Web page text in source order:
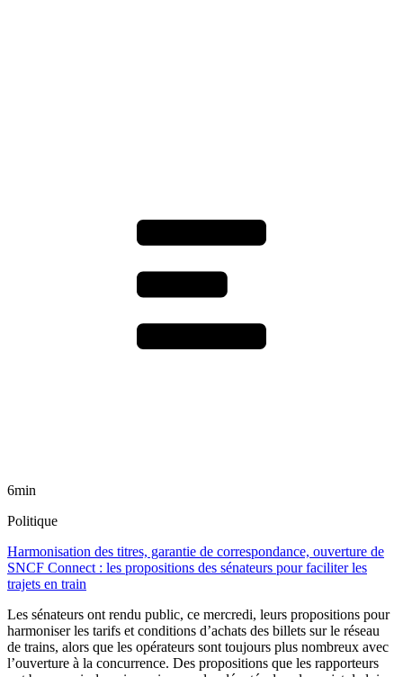
6min
Politique
Harmonisation des titres, garantie de correspondance, ouverture de
SNCF Connect : les propositions des sénateurs pour faciliter les
trajets en train
Les sénateurs ont rendu public, ce mercredi, leurs propositions pour
harmoniser les tarifs et conditions d’achats des billets sur le réseau
de trains, alors que les opérateurs sont toujours plus nombreux avec
l’ouverture à la concurrence. Des propositions que les rapporteurs